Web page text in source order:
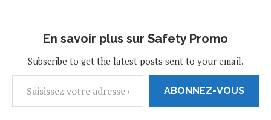
En savoir plus sur Safety Promo
Subscribe to get the latest posts sent to your email.
ABONNEZ-VOUS